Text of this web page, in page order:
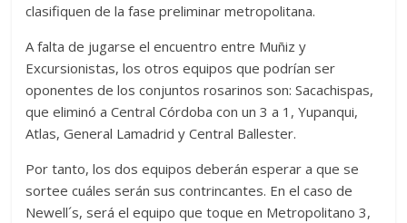
clasifiquen de la fase preliminar metropolitana.
A falta de jugarse el encuentro entre Muñiz y
Excursionistas, los otros equipos que podrían ser
oponentes de los conjuntos rosarinos son: Sacachispas,
que eliminó a Central Córdoba con un 3 a 1, Yupanqui,
Atlas, General Lamadrid y Central Ballester.
Por tanto, los dos equipos deberán esperar a que se
sortee cuáles serán sus contrincantes. En el caso de
Newell´s, será el equipo que toque en Metropolitano 3,